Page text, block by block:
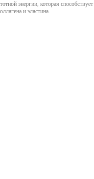
энергии, которая
и эластина.